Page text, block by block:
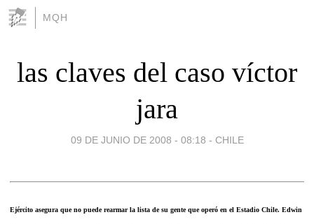
MQH
las claves del caso víctor
jara
09 DE JUNIO DE 2008 - 08:18 - CHILE
Ejército asegura que no puede rearmar la lista de su gente que operó en el Estadio Chile. Edwin